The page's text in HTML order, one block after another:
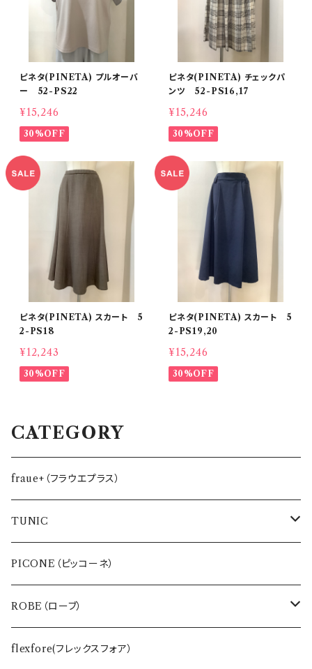
ピネタ(PINETA) プルオーバ
ー 52-PS22
¥15,246
30%OFF
ピネタ(PINETA) チェックパ
ンツ 52-PS16,17
¥15,246
30%OFF
ピネタ(PINETA) スカート 5
2-PS18
¥12,243
30%OFF
ピネタ(PINETA) スカート 5
2-PS19,20
¥15,246
30%OFF
CATEGORY
fraue+（フラウエプラス）
TUNIC
インナー
バッグ・ポーチ
ワンピース
PICONE（ピッコーネ）
ROBE（ローブ）
BLUE FRONCE
flexfore(フレックスフォア）